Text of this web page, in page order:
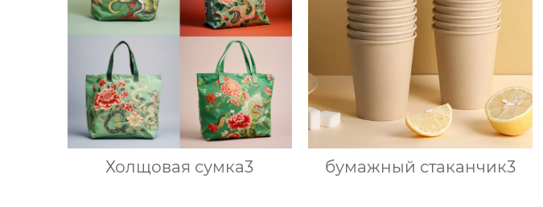
Холщовая сумка3 бумажный стаканчик3